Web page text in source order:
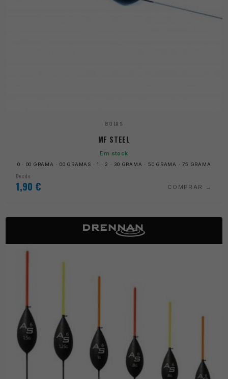
BOIAS
MF STEEL
Em stock
0 · 00 GRAMA · 00 GRAMAS · 1 · 2 · 30 GRAMA · 50 GRAMA · 75 GRAMA
Desde
1,90 € COMPRAR